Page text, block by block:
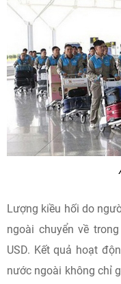
Lượng kiều hối do
ngoài chuyển về
USD. Kết quả hoạt
nước ngoài không chỉ